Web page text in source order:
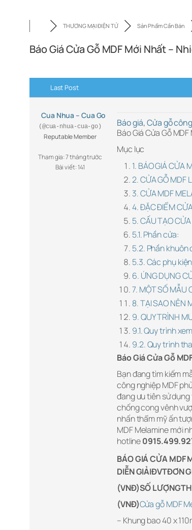
THƯƠNG MẠI ĐIỆN TỬ Sản Phẩm Cần Bán
Báo Giá Cửa Gỗ MDF Mới Nhất –
Last Post
Cua Nhua – Cua Go
(@cua-nhua-cua-go)
Reputable Member
Tham gia: 7 tháng trước
Bài viết: 141
Báo giá,Cửa gỗ
Báo Giá Cửa Gỗ
Mục lục
1. BÁO GIÁ CỬA
2. CỬA GỖ MDF
3. CỬA MDF
4. ĐẶC ĐIỂM
5. CẤU TẠO
5.1. Phần cửa:
5.2. Phần khuôn
5.3. Các phụ
6. ỨNG DỤNG
7. MỘT SỐ MẪU
8. TẠI SAO NÊN
9. QUY TRÌNH
9.1. Quy trình
9.2. Quy trình
Báo Giá Cửa Gỗ
Bạn đang tìm kiếm
công nghiệp MDF
đang ưu tiên sử
chống cong vênh
nhấn thẩm mỹ ấn
MDF Melamine mới
hotline
BÁO GIÁ CỬA MDF
DIỄN GIẢIĐVTĐƠN
(VNĐ)SỐ
(VNĐ)Cửa gỗ MDF
– Khung bao 40 x